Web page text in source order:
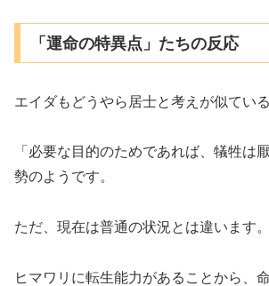
「運命の特異点」たちの反応
エイダもどうやら居士と考えが似てい
「必要な目的のためであれば、犠牲は
勢のようです。
ただ、現在は普通の状況とは違います。
ヒマワリに転生能力があることから、